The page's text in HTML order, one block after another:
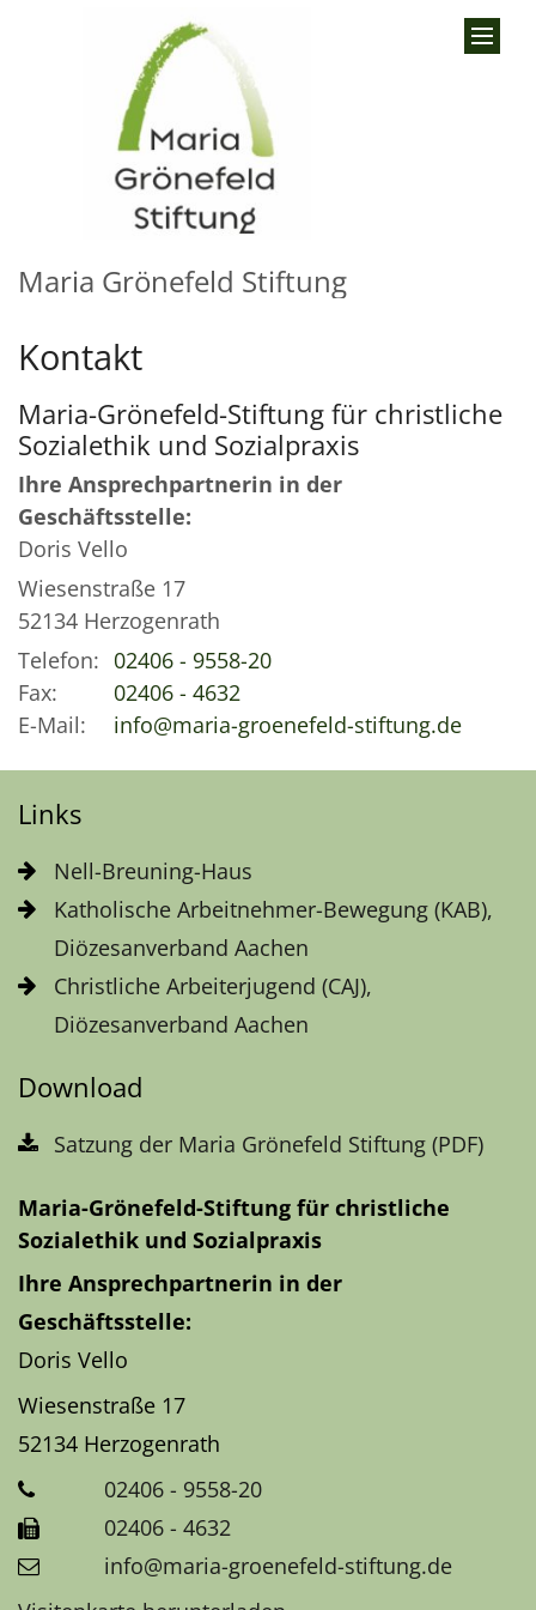
Zum Inhalt springen
Maria Grönefeld Stiftung
Kontakt
Maria-Grönefeld-Stiftung für christliche
Sozialethik und Sozialpraxis
Ihre Ansprechpartnerin in der
Geschäftsstelle:
Doris Vello
Wiesenstraße 17
52134 Herzogenrath
Telefon: 02406 - 9558-20
Fax:
02406 - 4632
E-Mail:
info@maria-groenefeld-stiftung.de
Links
Nell-Breuning-Haus
Katholische Arbeitnehmer-Bewegung (KAB),
Diözesanverband Aachen
Christliche Arbeiterjugend (CAJ),
Diözesanverband Aachen
Download
Satzung der Maria Grönefeld Stiftung (PDF)
Maria-Grönefeld-Stiftung für christliche
Sozialethik und Sozialpraxis
Ihre Ansprechpartnerin in der
Geschäftsstelle:
Doris Vello
Wiesenstraße 17
52134 Herzogenrath
02406 - 9558-20
02406 - 4632
info@maria-groenefeld-stiftung.de